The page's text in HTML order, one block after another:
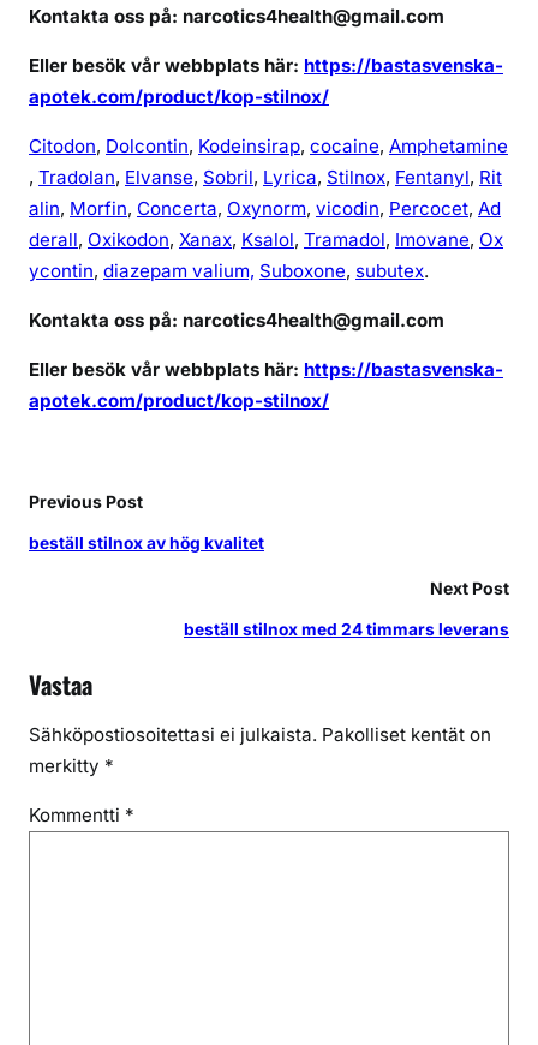
c
p
Kontakta oss på: narcotics4health@gmail.com
Eller besök vår webbplats här: https://bastasvenska-
apotek.com/product/kop-stilnox/
Citodon, Dolcontin, Kodeinsirap, cocaine, Amphetamine
, Tradolan, Elvanse, Sobril, Lyrica, Stilnox, Fentanyl, Rit
alin, Morfin, Concerta, Oxynorm, vicodin, Percocet, Ad
derall, Oxikodon, Xanax, Ksalol, Tramadol, Imovane, Ox
ycontin, diazepam valium, Suboxone, subutex.
Kontakta oss på: narcotics4health@gmail.com
Eller besök vår webbplats här: https://bastasvenska-
apotek.com/product/kop-stilnox/
Previous Post
beställ stilnox av hög kvalitet
Next Post
beställ stilnox med 24 timmars leverans
Vastaa
Sähköpostiosoitettasi ei julkaista. Pakolliset kentät on
merkitty *
Kommentti *